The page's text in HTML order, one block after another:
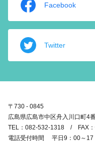
Facebook
Twitter
〒730 - 0845
広島県広島市中区舟入川口町4
TEL：082-532-1318 / FAX：
電話受付時間 平日9：00～17